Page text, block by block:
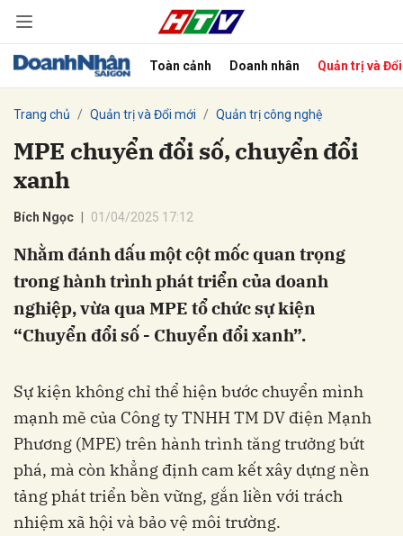
Toàn cảnh Doanh nhân Quản trị và
Trang chủ Quản trị và Đổi mới Quản trị công nghệ
MPE chuyển đổi số, chuyển đổi
xanh
Bích Ngọc 01/04/2025 17:12
Nhằm đánh dấu một cột mốc quan trọng
trong hành trình phát triển của doanh
nghiệp, vừa qua MPE tổ chức sự kiện
“Chuyển đổi số - Chuyển đổi xanh”.
Sự kiện không chỉ thể hiện bước chuyển mình
mạnh mẽ của Công ty TNHH TM DV điện Mạnh
Phương (MPE) trên hành trình tăng trưởng bứt
phá, mà còn khẳng định cam kết xây dựng nền
tảng phát triển bền vững, gắn liền với trách
nhiệm xã hội và bảo vệ môi trường.